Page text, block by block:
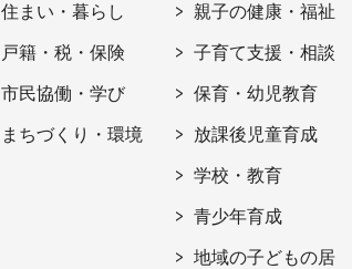
住まい・暮らし
戸籍・税・保険
市民協働・学び
まちづくり・環境
親子の健康・福祉
子育て支援・相談
保育・幼児教育
放課後児童育成
学校・教育
青少年育成
地域の子どもの居